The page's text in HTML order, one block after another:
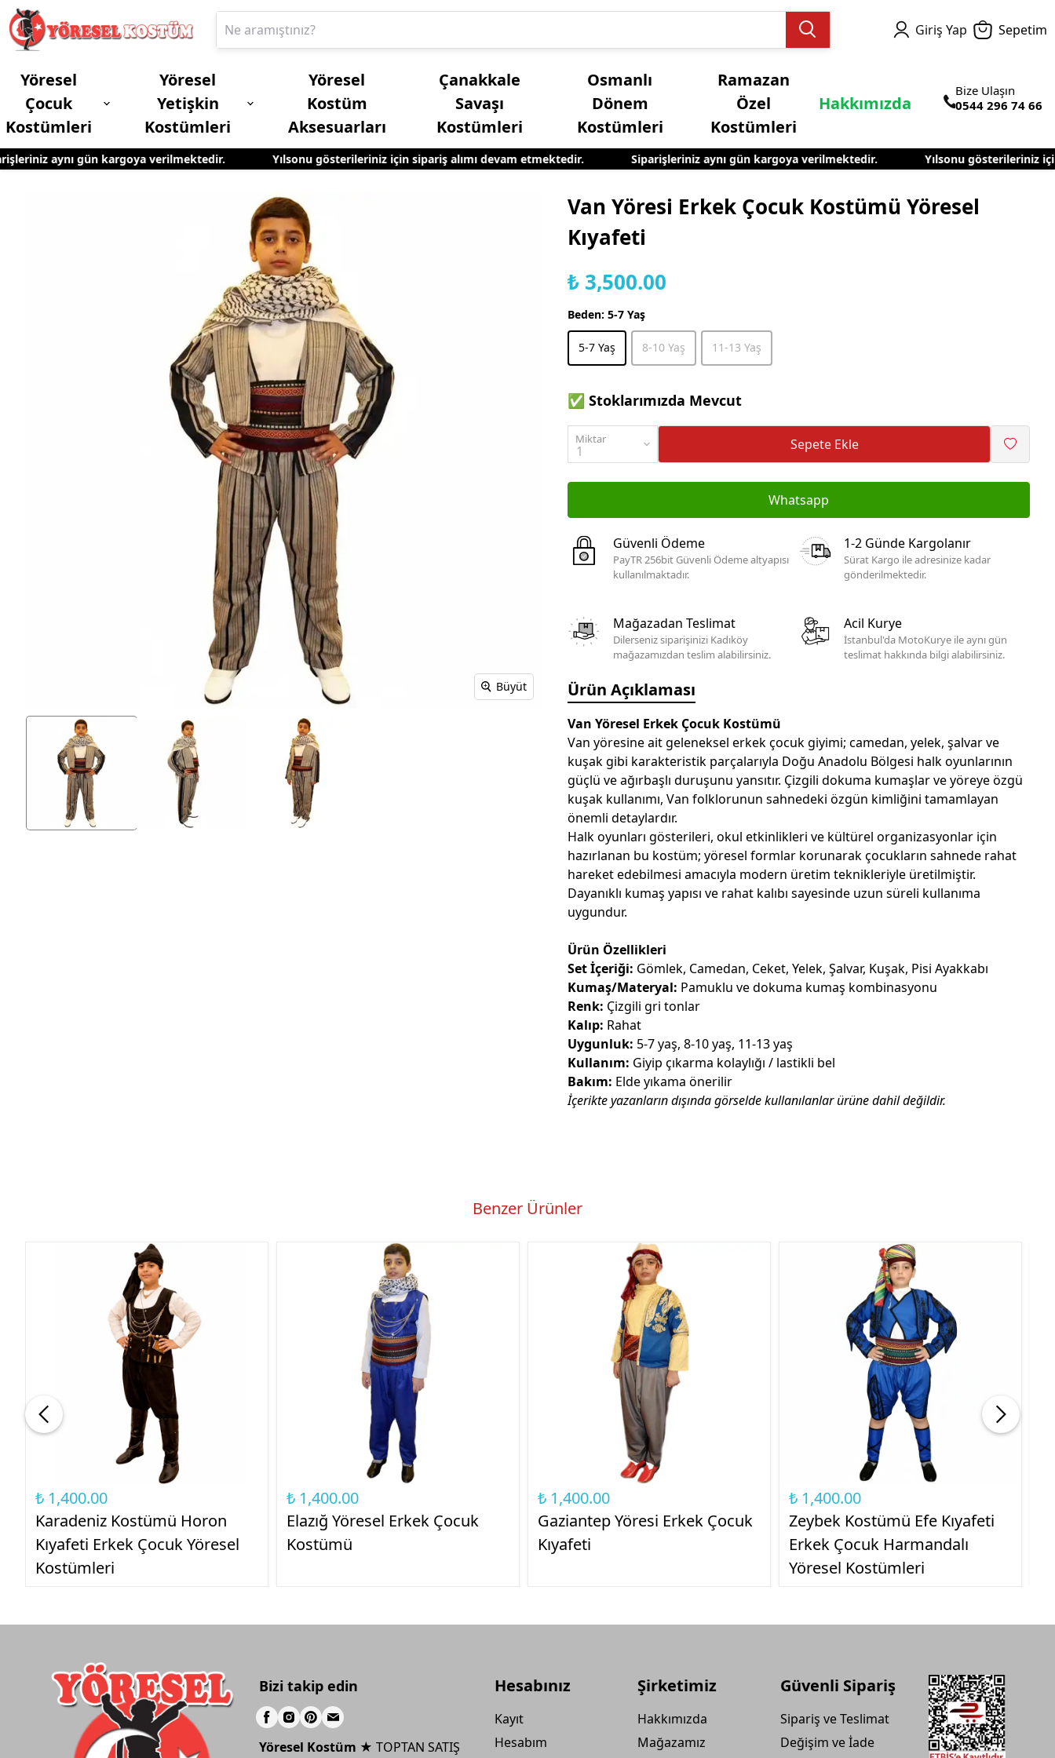
Giriş Yap Sepetim
Yöresel
Çocuk
Kostümleri
Erkek Çocuk Yöresel Kostümleri Kız Çocuk Yöresel Kostümleri
Yöresel
Yetişkin
Kostümleri
Yetişkin Kadın Yöresel Kostümleri Yetişkin Erkek Yöresel Kostümleri
Yöresel
Kostüm
Aksesuarları
Çanakkale
Savaşı
Kostümleri
Osmanlı
Dönem
Kostümleri
Ramazan
Özel
Kostümleri
Hakkımızda
Bize Ulaşın
0544 296 74 66
aynı gün kargoya verilmektedir. Yılsonu gösterileriniz için sipariş alımı devam etmektedir. Siparişleriniz aynı gün kargoya verilmektedir. Yılsonu gösterileriniz için
Büyüt
Van Yöresi Erkek Çocuk Kostümü Yöresel
Kıyafeti
₺ 3,500.00
Beden:5-7 Yaş
5-7 Yaş 8-10 Yaş 11-13 Yaş
✅ Stoklarımızda Mevcut
Miktar Sepete Ekle
Whatsapp
Güvenli Ödeme
PayTR 256bit Güvenli Ödeme altyapısı
kullanılmaktadır.
1-2 Günde Kargolanır
Sürat Kargo ile adresinize kadar
gönderilmektedir.
Mağazadan Teslimat
Dilerseniz siparişinizi Kadıköy
mağazamızdan teslim alabilirsiniz.
Acil Kurye
İstanbul'da MotoKurye ile aynı gün
teslimat hakkında bilgi alabilirsiniz.
Ürün Açıklaması
Van Yöresel Erkek Çocuk Kostümü
Van yöresine ait geleneksel erkek çocuk giyimi; camedan, yelek, şalvar ve
kuşak gibi karakteristik parçalarıyla Doğu Anadolu Bölgesi halk oyunlarının
güçlü ve ağırbaşlı duruşunu yansıtır. Çizgili dokuma kumaşlar ve yöreye özgü
kuşak kullanımı, Van folklorunun sahnedeki özgün kimliğini tamamlayan
önemli detaylardır.
Halk oyunları gösterileri, okul etkinlikleri ve kültürel organizasyonlar için
hazırlanan bu kostüm; yöresel formlar korunarak çocukların sahnede rahat
hareket edebilmesi amacıyla modern üretim teknikleriyle üretilmiştir.
Dayanıklı kumaş yapısı ve rahat kalıbı sayesinde uzun süreli kullanıma
uygundur.
Ürün Özellikleri
Set İçeriği: Gömlek, Camedan, Ceket, Yelek, Şalvar, Kuşak, Pisi Ayakkabı
Kumaş/Materyal: Pamuklu ve dokuma kumaş kombinasyonu
Renk: Çizgili gri tonlar
Kalıp: Rahat
Uygunluk: 5-7 yaş, 8-10 yaş, 11-13 yaş
Kullanım: Giyip çıkarma kolaylığı / lastikli bel
Bakım: Elde yıkama önerilir
İçerikte yazanların dışında görselde kullanılanlar ürüne dahil değildir.
Benzer Ürünler
₺ 1,400.00
Karadeniz Kostümü Horon
Kıyafeti Erkek Çocuk Yöresel
Kostümleri
₺ 1,400.00
Elazığ Yöresel Erkek Çocuk
Kostümü
₺ 1,400.00
Gaziantep Yöresi Erkek Çocuk
Kıyafeti
₺ 1,400.00
Zeybek Kostümü Efe Kıyafeti
Erkek Çocuk Harmandalı
Yöresel Kostümleri
Bizi takip edin
Yöresel Kostüm ★ TOPTAN SATIŞ
Hesabınız
Kayıt
Hesabım
Şirketimiz
Hakkımızda
Mağazamız
Güvenli Sipariş
Sipariş ve Teslimat
Değişim ve İade